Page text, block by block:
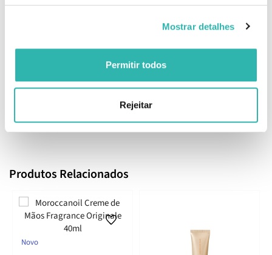
Mostrar detalhes
Permitir todos
Rejeitar
Communis (Castor) Seed Oil, Synthetic Wax, Disteardimonium
Hectorite, Parfum/Fragrance, Helianthus Annuus (Sunflower) Seed
Wax, Glycine Soja (Soybean) Oil, Ethylhexyl Palmitate,
Caprylic/Capric Triglyceride, Triethyl Citrate, Glyceryl Caprylate,
Tribehenin, Sorbitan Olivate, Tocopherol, Sorbitan Isostearate,
Stearalkonium Hectorite, Sodium Hyaluronate, Propylene
Carbonate, Palmitoyl Tripeptide-1, Caproic Acid, Palmitoyl
(Spearmint) Leaf Oil. Molbmt01.
Produtos Relacionados
Novo